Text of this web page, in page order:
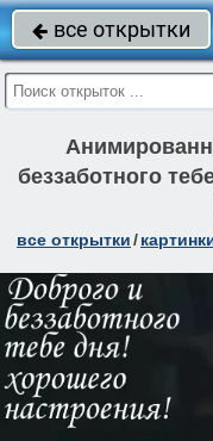
 все открытки
беззаботного
все открытки/